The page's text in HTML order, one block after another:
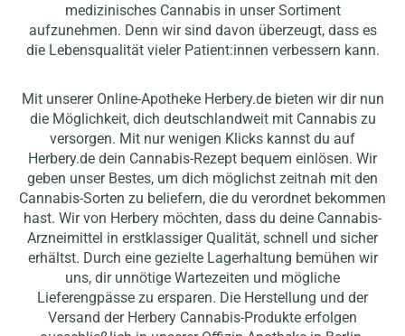
medizinisches Cannabis in unser Sortiment
aufzunehmen. Denn wir sind davon überzeugt, dass es
die Lebensqualität vieler Patient:innen verbessern kann.
Mit unserer Online-Apotheke Herbery.de bieten wir dir nun
die Möglichkeit, dich deutschlandweit mit Cannabis zu
versorgen. Mit nur wenigen Klicks kannst du auf
Herbery.de dein Cannabis-Rezept bequem einlösen. Wir
geben unser Bestes, um dich möglichst zeitnah mit den
Cannabis-Sorten zu beliefern, die du verordnet bekommen
hast. Wir von Herbery möchten, dass du deine Cannabis-
Arzneimittel in erstklassiger Qualität, schnell und sicher
erhältst. Durch eine gezielte Lagerhaltung bemühen wir
uns, dir unnötige Wartezeiten und mögliche
Lieferengpässe zu ersparen. Die Herstellung und der
Versand der Herbery Cannabis-Produkte erfolgen